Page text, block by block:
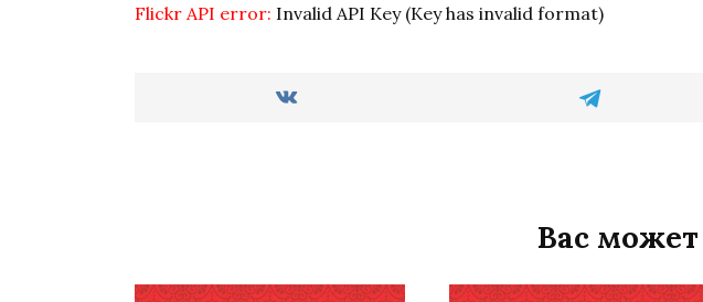
Flickr API error: Invalid API Key (Key has invalid format)
Вас может